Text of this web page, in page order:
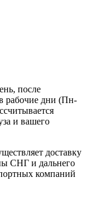
после
рабочие дни (Пн-
и вашего
доставку
СНГ и дальнего
компаний